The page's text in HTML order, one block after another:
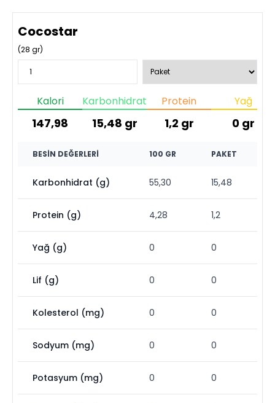
Cocostar
(28 gr)
Kalori
147,98
Karbonhidrat
15,48 gr
Protein
1,2 gr
Yağ
0 gr
BESIN DEĞERLERI 100 GR PAKET
Karbonhidrat (g) 55,30 15,48
Protein (g) 4,28 1,2
Yağ (g) 0 0
Lif (g) 0 0
Kolesterol (mg) 0 0
Sodyum (mg) 0 0
Potasyum (mg) 0 0